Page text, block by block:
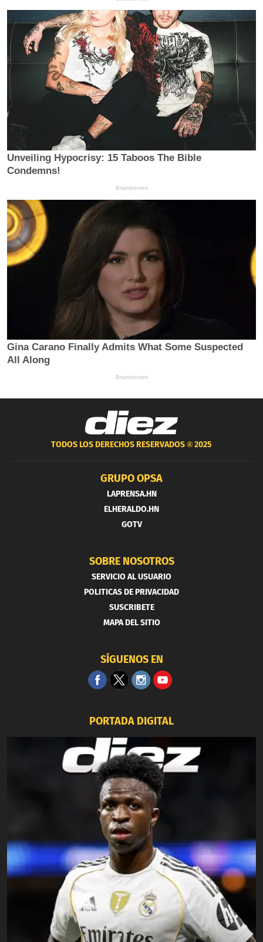
TODOS LOS DERECHOS RESERVADOS ®2025
GRUPO OPSA
LAPRENSA.HN
ELHERALDO.HN
GOTV
SOBRE NOSOTROS
SERVICIO AL USUARIO
POLITICAS DE PRIVACIDAD
SUSCRIBETE
MAPA DEL SITIO
SÍGUENOS EN
PORTADA DIGITAL